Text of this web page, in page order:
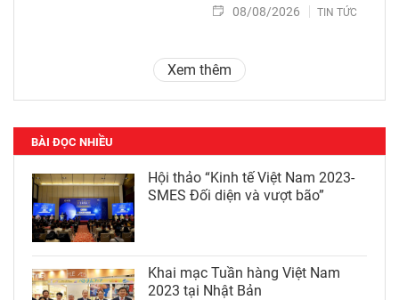
08/08/2026 TIN TỨC
Xem thêm
BÀI ĐỌC NHIỀU
Hội thảo “Kinh tế Việt Nam 2023-
SMES Đối diện và vượt bão”
Khai mạc Tuần hàng Việt Nam
2023 tại Nhật Bản